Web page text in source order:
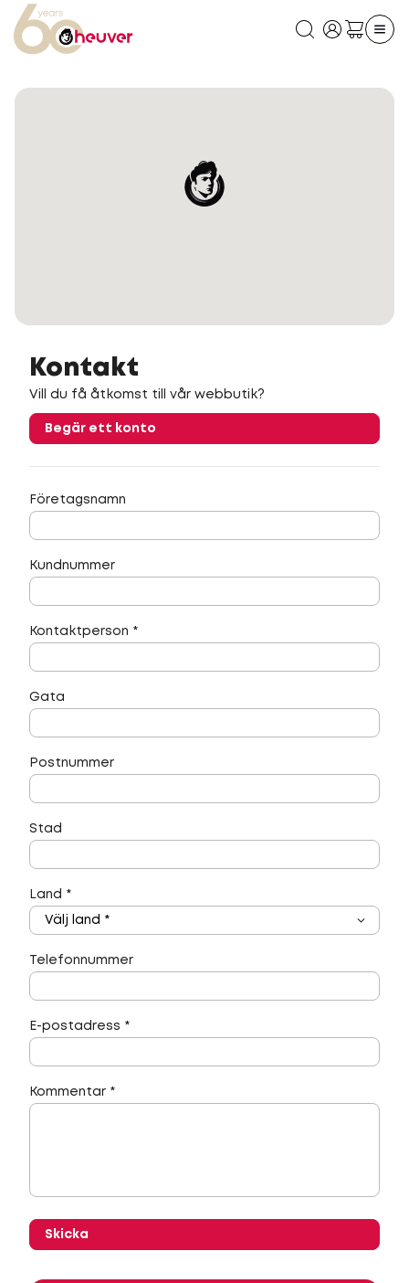
Kontakt
Vill du få åtkomst till vår webbutik?
Begär ett konto
Företagsnamn
Kundnummer
Kontaktperson *
Gata
Postnummer
Stad
Land *
Telefonnummer
E-postadress *
Kommentar *
Skicka